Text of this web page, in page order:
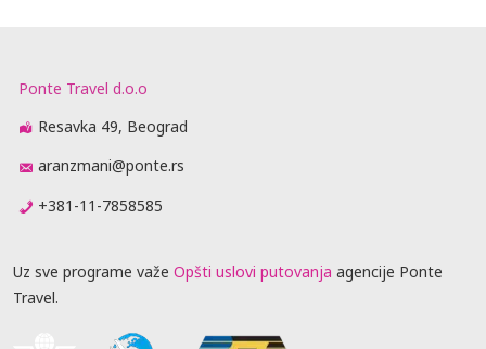
Ponte Travel d.o.o
Resavka 49, Beograd
aranzmani@ponte.rs
+381-11-7858585
Uz sve programe važe Opšti uslovi putovanja agencije Ponte
Travel.